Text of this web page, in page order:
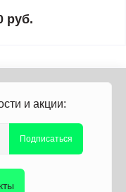
руб.
и акции:
Подписаться